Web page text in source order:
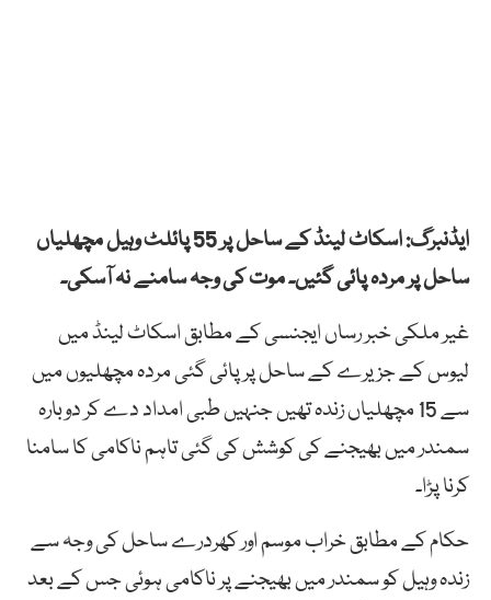
ایڈنبرگ: اسکاٹ لینڈ کے ساحل پر 55 پائلٹ وہیل مچھلیاں
ساحل پر مردہ پائی گئیں۔ موت کی وجہ سامنے نہ آسکی۔
غیر ملکی خبر رساں ایجنسی کے مطابق اسکاٹ لینڈ میں
لیوس کے جزیرے کے ساحل پر پائی گئی مردہ مچھلیوں میں
سے 15 مچھلیاں زندہ تھیں جنہیں طبی امداد دے کر دوبارہ
سمندر میں بھیجنے کی کوشش کی گئی تاہم ناکامی کا سامنا
کرنا پڑا۔
حکام کے مطابق خراب موسم اور کھردرے ساحل کی وجہ سے
زندہ وہیل کو سمندر میں بھیجنے پر ناکامی ہوئی جس کے بعد